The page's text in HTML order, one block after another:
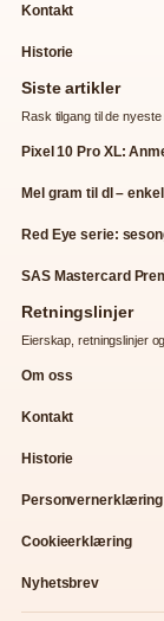
Kontakt
Historie
Siste artikler
Rask tilgang til de
Pixel 10 Pro XL:
Mel gram til dl –
Red Eye serie:
SAS Mastercard
Retningslinjer
Eierskap, retningslinjer
Om oss
Kontakt
Historie
Personvernerklæring
Cookieerklæring
Nyhetsbrev